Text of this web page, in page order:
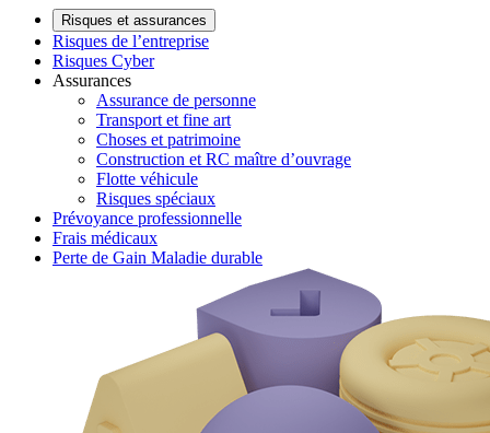
Risques et assurances
Risques de l’entreprise
Risques Cyber
Assurances
Assurance de personne
Transport et fine art
Choses et patrimoine
Construction et RC maître d’ouvrage
Flotte véhicule
Risques spéciaux
Prévoyance professionnelle
Frais médicaux
Perte de Gain Maladie durable